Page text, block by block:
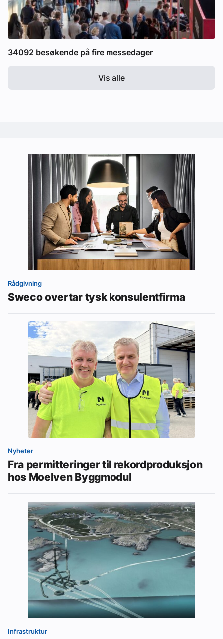
34092 besøkende på fire messedager
Vis alle
Rådgivning
Sweco overtar tysk konsulentfirma
Nyheter
Fra permitteringer til rekordproduksjon
hos Moelven Byggmodul
Infrastruktur